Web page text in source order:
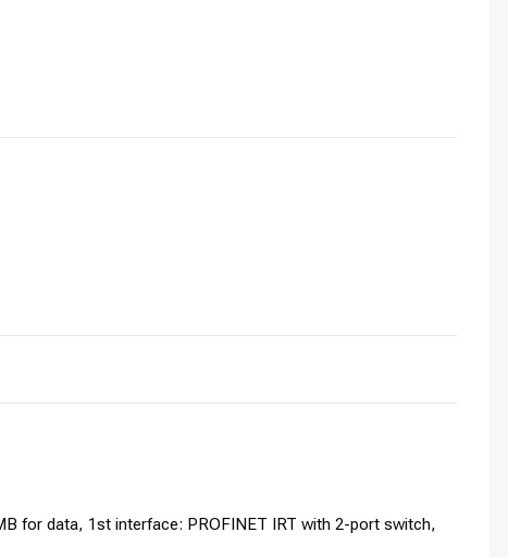
for data, 1st interface: PROFINET IRT with 2-port switch,